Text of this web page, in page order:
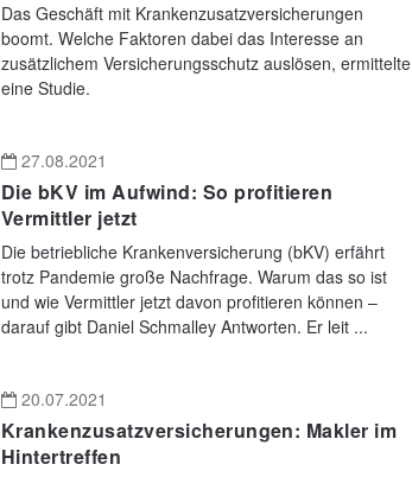
Das Geschäft mit Krankenzusatzversicherungen
boomt. Welche Faktoren dabei das Interesse an
zusätzlichem Versicherungsschutz auslösen, ermittelte
eine Studie.
27.08.2021
Die bKV im Aufwind: So profitieren
Vermittler jetzt
Die betriebliche Krankenversicherung (bKV) erfährt
trotz Pandemie große Nachfrage. Warum das so ist
und wie Vermittler jetzt davon profitieren können –
darauf gibt Daniel Schmalley Antworten. Er leit ...
20.07.2021
Krankenzusatzversicherungen: Makler im
Hintertreffen